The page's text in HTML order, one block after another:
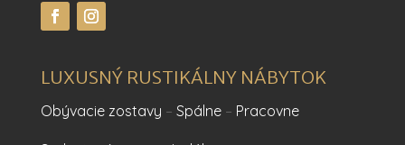
LUXUSNÝ RUSTIKÁLNY NÁBYTOK
Obývacie zostavy – Spálne– Pracovne